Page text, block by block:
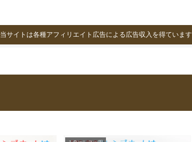
当サイトは各種アフィリエイト広告による広告収入を得ています